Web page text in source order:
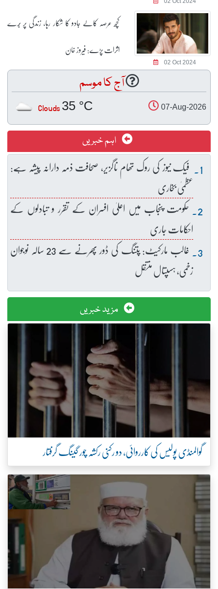
02 Oct 2024
کچھ عرصہ کالے جادو کا شکار رہا، زندگی پر بُرے
اثرات پڑے: فیروز خان
آج کا موسم
07-Aug-2026
35 °C
Clouds
اہم خبریں
فیک نیوز کی روک تھام ناگزیر، صحافت ذمہ دارانہ پیشہ ہے:
عظمیٰ بخاری
حکومت پنجاب میں اعلیٰ افسران کے تقرر و تبادلوں کے
احکامات جاری
غالب مارکیٹ: پتنگ کی ڈور پھرنے سے 23 سالہ نوجوان
زخمی، ہسپتال منتقل
مزید خبریں
گوالمنڈی پولیس کی کارروائی، دو رکنی رکشہ چور گینگ گرفتار